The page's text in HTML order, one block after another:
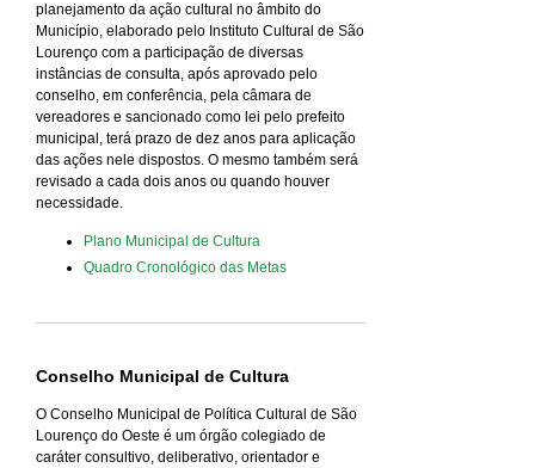
planejamento da ação cultural no âmbito do
Município, elaborado pelo Instituto Cultural de São
Lourenço com a participação de diversas
instâncias de consulta, após aprovado pelo
conselho, em conferência, pela câmara de
vereadores e sancionado como lei pelo prefeito
municipal, terá prazo de dez anos para aplicação
das ações nele dispostos. O mesmo também será
revisado a cada dois anos ou quando houver
necessidade.
Plano Municipal de Cultura
Quadro Cronológico das Metas
Conselho Municipal de Cultura
O Conselho Municipal de Política Cultural de São
Lourenço do Oeste é um órgão colegiado de
caráter consultivo, deliberativo, orientador e